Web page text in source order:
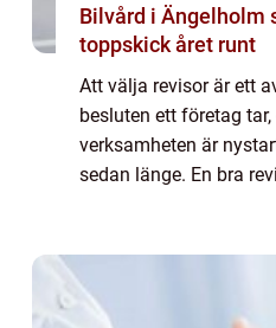
Bilvård i Ängelholm så håller du bilen i
toppskick året runt
Att välja revisor är ett
besluten ett företag
verksamheten är
sedan länge. En bra